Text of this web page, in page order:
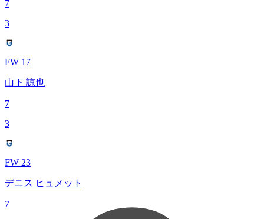
7
3
FW 17
山下 諒也
7
3
FW 23
デニス ヒュメット
7